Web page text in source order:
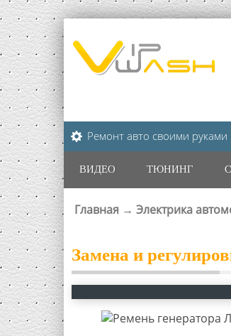
Ремонт авто своими руками
ВИДЕО ТЮНИНГ
ВЫ ЗДЕСЬ
Главная → Электрика
Замена и